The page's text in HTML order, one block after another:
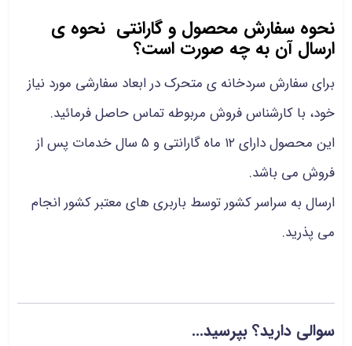
نحوه سفارش محصول و گارانتی نحوه ی
ارسال آن به چه صورت است؟
برای سفارش سردخانه ی متحرک در ابعاد سفارشی مورد نیاز
خود، با کارشناس فروش مربوطه تماس حاصل فرمائید.
این محصول دارای ۱۲ ماه گارانتی و ۵ سال خدمات پس از
فروش می باشد.
ارسال به سراسر کشور توسط باربری های معتبر کشور انجام
می پذرید.
سوالی دارید؟ بپرسید...